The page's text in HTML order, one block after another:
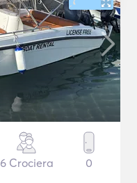
6 Crociera 0